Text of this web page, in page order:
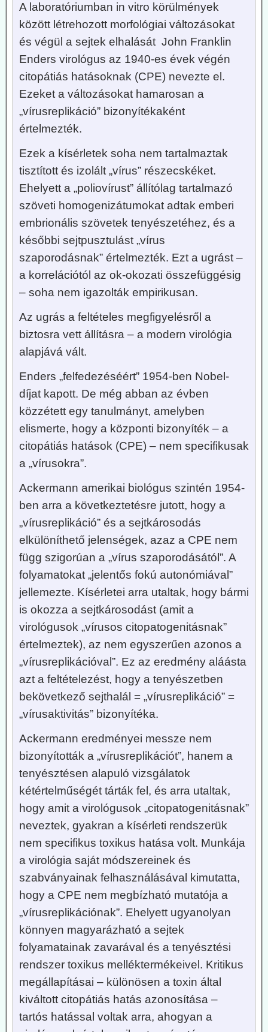
A laboratóriumban in vitro körülmények
között létrehozott morfológiai változásokat
és végül a sejtek elhalását John Franklin
Enders virológus az 1940-es évek végén
citopátiás hatásoknak (CPE) nevezte el.
Ezeket a változásokat hamarosan a
„vírusreplikáció” bizonyítékaként
értelmezték.
Ezek a kísérletek soha nem tartalmaztak
tisztított és izolált „vírus” részecskéket.
Ehelyett a „poliovírust” állítólag tartalmazó
szöveti homogenizátumokat adtak emberi
embrionális szövetek tenyészetéhez, és a
későbbi sejtpusztulást „vírus
szaporodásnak” értelmezték. Ezt a ugrást –
a korrelációtól az ok-okozati összefüggésig
– soha nem igazolták empirikusan.
Az ugrás a feltételes megfigyelésről a
biztosra vett állításra – a modern virológia
alapjává vált.
Enders „felfedezéséért” 1954-ben Nobel-
díjat kapott. De még abban az évben
közzétett egy tanulmányt, amelyben
elismerte, hogy a központi bizonyíték – a
citopátiás hatások (CPE) – nem specifikusak
a „vírusokra”.
Ackermann amerikai biológus szintén 1954-
ben arra a következtetésre jutott, hogy a
„vírusreplikáció” és a sejtkárosodás
elkülöníthető jelenségek, azaz a CPE nem
függ szigorúan a „vírus szaporodásától”. A
folyamatokat „jelentős fokú autonómiával”
jellemezte. Kísérletei arra utaltak, hogy bármi
is okozza a sejtkárosodást (amit a
virológusok „vírusos citopatogenitásnak”
értelmeztek), az nem egyszerűen azonos a
„vírusreplikációval”. Ez az eredmény aláásta
azt a feltételezést, hogy a tenyészetben
bekövetkező sejthalál = „vírusreplikáció” =
„vírusaktivitás” bizonyítéka.
Ackermann eredményei messze nem
bizonyították a „vírusreplikációt”, hanem a
tenyésztésen alapuló vizsgálatok
kétértelműségét tárták fel, és arra utaltak,
hogy amit a virológusok „citopatogenitásnak”
neveztek, gyakran a kísérleti rendszerük
nem specifikus toxikus hatása volt. Munkája
a virológia saját módszereinek és
szabványainak felhasználásával kimutatta,
hogy a CPE nem megbízható mutatója a
„vírusreplikációnak”. Ehelyett ugyanolyan
könnyen magyarázható a sejtek
folyamatainak zavarával és a tenyésztési
rendszer toxikus melléktermékeivel. Kritikus
megállapításai – különösen a toxin által
kiváltott citopátiás hatás azonosítása –
tartós hatással voltak arra, ahogyan a